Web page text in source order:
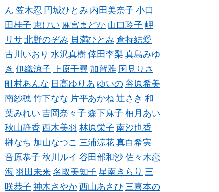
ん 笠木忍 円城ひとみ 内田美奈子 小口
田桂子 恵けい 麻宮まどか 山口玲子 岬
リサ 北野のぞみ 貝満ひとみ 倉持結愛
古川いおり 水沢真樹 倖田李梨 真島みゆ
き 伊織涼子 上原千尋 加賀雅 国見りさ
町村あんな 日高ゆりあ ゆいの 谷原希美
南紗穂 竹下なな 片平あかね 辻さき 和
葉みれい 吉岡奈々子 森下麻子 柚月あい
秋山静香 西木美羽 林原栄子 南沙也香
榊なち 加山なつこ 三浦涼花 真白希実
音原恭子 秋川ルイ 谷田部和沙 佐々木恋
海 羽田未来 名取美知子 星南きらり 三
咲恭子 神木さやか 西山あさひ 三喜本の